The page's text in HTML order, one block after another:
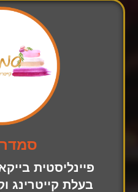
פיינליסטית
בעלת קייטרינג